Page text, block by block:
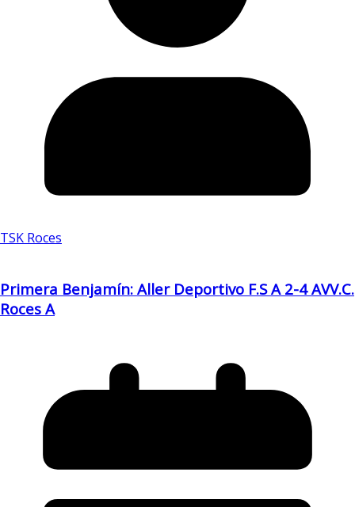
TSK Roces
Primera Benjamín: Aller Deportivo F.S A 2-4 AVV.C.
Roces A